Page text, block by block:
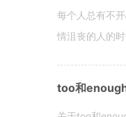
每个人总有不
情沮丧的人的
too和